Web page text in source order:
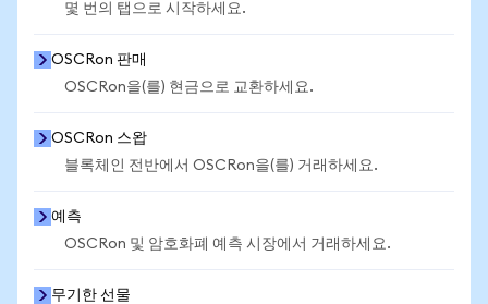
몇 번의 탭으로 시작하세요.
OSCRon 판매
OSCRon을(를) 현금으로 교환하세요.
OSCRon 스왑
블록체인 전반에서 OSCRon을(를) 거래하세요.
예측
OSCRon 및 암호화폐 예측 시장에서 거래하세요.
무기한 선물